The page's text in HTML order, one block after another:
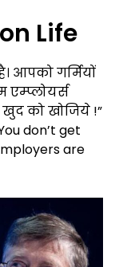
Life
आपको गर्मियों
एम्प्लोयर्स
को खोजिये !”
don’t get
are